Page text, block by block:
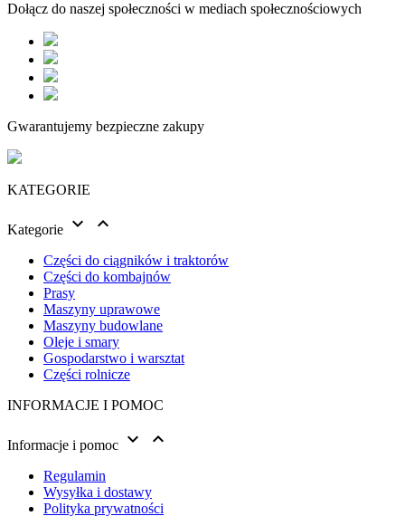
Dołącz do naszej społeczności w mediach społecznościowych
Gwarantujemy bezpieczne zakupy
KATEGORIE
Kategorie  
Części do ciągników i traktorów
Części do kombajnów
Prasy
Maszyny uprawowe
Maszyny budowlane
Oleje i smary
Gospodarstwo i warsztat
Części rolnicze
INFORMACJE I POMOC
Informacje i pomoc  
Regulamin
Wysyłka i dostawy
Polityka prywatności